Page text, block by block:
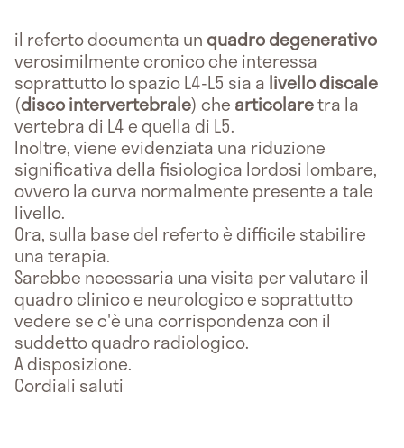
il referto documenta unquadro degenerativo
verosimilmente cronico che interessa
soprattutto lo spazio L4-L5 sia a livello discale
(disco intervertebrale) che articolaretra la
vertebra di L4 e quella di L5.
Inoltre, viene evidenziata una riduzione
significativa della fisiologica lordosi lombare,
ovvero la curva normalmente presente a tale
livello.
Ora, sulla base del referto è difficile stabilire
una terapia.
Sarebbe necessaria una visita per valutare il
quadro clinico e neurologico e soprattutto
vedere se c'è una corrispondenza con il
suddetto quadro radiologico.
A disposizione.
Cordiali saluti